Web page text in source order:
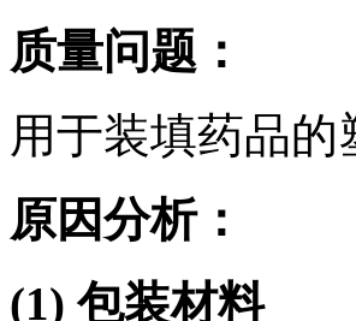
质量问题：
用于装填药品
原因分析：
(1) 包装材料